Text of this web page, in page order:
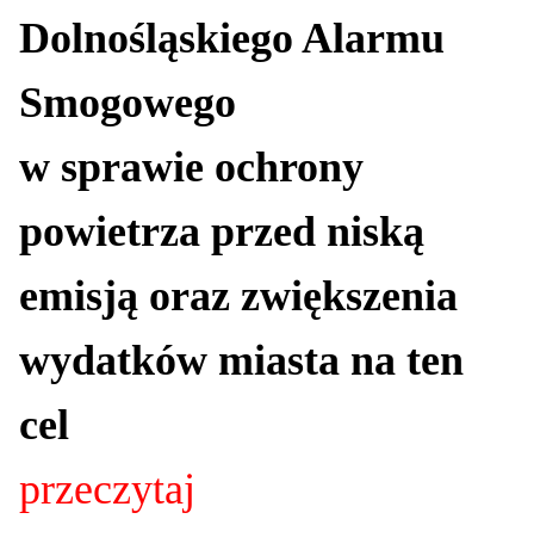
Dolnośląskiego Alarmu
Smogowego
w sprawie ochrony
powietrza przed niską
emisją oraz zwiększenia
wydatków miasta na ten
cel
przeczytaj